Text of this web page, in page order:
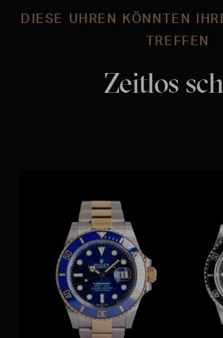
DIESE UHREN KÖNNTEN
TREFFEN
Zeitlos